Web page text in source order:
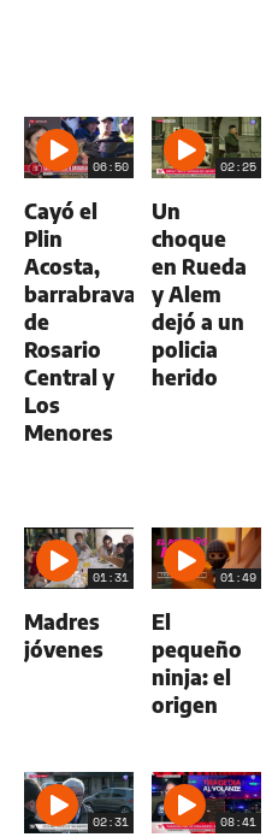
06:50
Cayó el
Plin
Acosta,
barrabrava
de
Rosario
Central y
Los
Menores
02:25
Un
choque
en Rueda
y Alem
dejó a un
policia
herido
01:31
Madres
jóvenes
01:49
El
pequeño
ninja: el
origen
02:31 08:41